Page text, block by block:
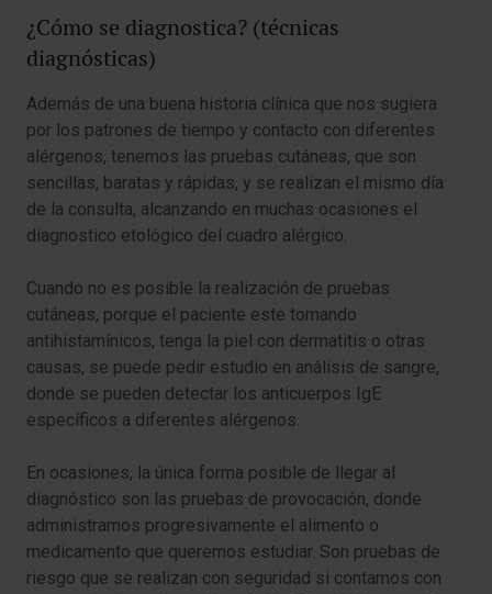
¿Cómo se diagnostica? (técnicas
diagnósticas)
Además de una buena historia clínica que nos sugiera
por los patrones de tiempo y contacto con diferentes
alérgenos, tenemos las pruebas cutáneas, que son
sencillas, baratas y rápidas, y se realizan el mismo día
de la consulta, alcanzando en muchas ocasiones el
diagnostico etológico del cuadro alérgico.
Cuando no es posible la realización de pruebas
cutáneas, porque el paciente este tomando
antihistamínicos, tenga la piel con dermatitis o otras
causas, se puede pedir estudio en análisis de sangre,
donde se pueden detectar los anticuerpos IgE
específicos a diferentes alérgenos.
En ocasiones, la única forma posible de llegar al
diagnóstico son las pruebas de provocación, donde
administramos progresivamente el alimento o
medicamento que queremos estudiar. Son pruebas de
riesgo que se realizan con seguridad si contamos con